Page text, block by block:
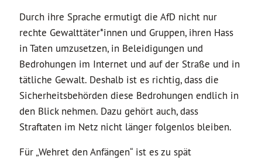
Durch ihre Sprache ermutigt die AfD nicht nur
rechte Gewalttäter*innen und Gruppen, ihren Hass
in Taten umzusetzen, in Beleidigungen und
Bedrohungen im Internet und auf der Straße und in
tätliche Gewalt. Deshalb ist es richtig, dass die
Sicherheitsbehörden diese Bedrohungen endlich in
den Blick nehmen. Dazu gehört auch, dass
Straftaten im Netz nicht länger folgenlos bleiben.
Für „Wehret den Anfängen“ ist es zu spät